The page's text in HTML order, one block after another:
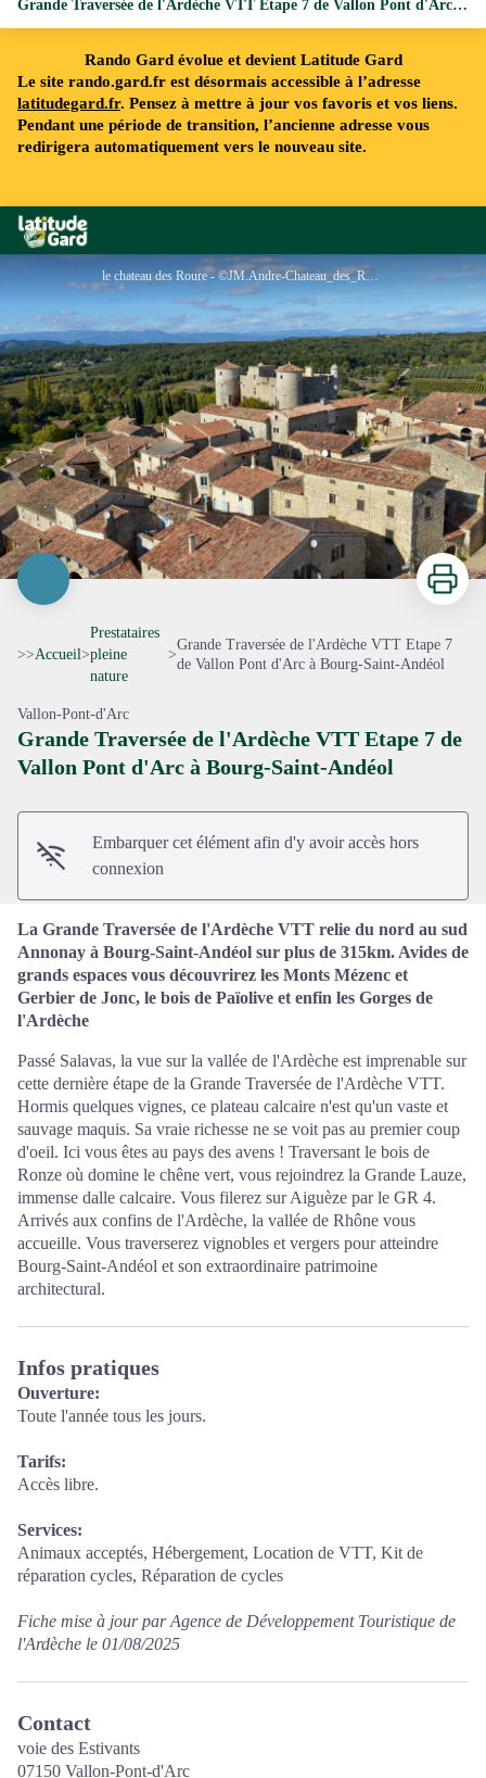
Rando Gard évolue et devient Latitude Gard
Le site rando.gard.fr est désormais accessible à l’adresse
latitudegard.fr. Pensez à mettre à jour vos favoris et vos liens.
Pendant une période de transition, l’ancienne adresse vous
redirigera automatiquement vers le nouveau site.
Rando Gard
Grande Traversée de l'Ardèche VTT Etape 7 de Vallon Pont d'Arc à Bourg-Saint-Andéol
le chateau des Roure - ©JM.Andre-Chateau_des_Roure-ADT07
Voir l'image en plein écran
Imprimer
>>Accueil>
Prestataires
pleine
nature
>
Grande Traversée de l'Ardèche VTT Etape 7
de Vallon Pont d'Arc à Bourg-Saint-Andéol
Vallon-Pont-d'Arc
Grande Traversée de l'Ardèche VTT Etape 7 de
Vallon Pont d'Arc à Bourg-Saint-Andéol
Embarquer cet élément afin d'y avoir accès hors
connexion
La Grande Traversée de l'Ardèche VTT relie du nord au sud
Annonay à Bourg-Saint-Andéol sur plus de 315km. Avides de
grands espaces vous découvrirez les Monts Mézenc et
Gerbier de Jonc, le bois de Païolive et enfin les Gorges de
l'Ardèche
Passé Salavas, la vue sur la vallée de l'Ardèche est imprenable sur
cette dernière étape de la Grande Traversée de l'Ardèche VTT.
Hormis quelques vignes, ce plateau calcaire n'est qu'un vaste et
sauvage maquis. Sa vraie richesse ne se voit pas au premier coup
d'oeil. Ici vous êtes au pays des avens ! Traversant le bois de
Ronze où domine le chêne vert, vous rejoindrez la Grande Lauze,
immense dalle calcaire. Vous filerez sur Aiguèze par le GR 4.
Arrivés aux confins de l'Ardèche, la vallée de Rhône vous
accueille. Vous traverserez vignobles et vergers pour atteindre
Bourg-Saint-Andéol et son extraordinaire patrimoine
architectural.
Infos pratiques
Ouverture:
Toute l'année tous les jours.
Tarifs:
Accès libre.
Services:
Animaux acceptés, Hébergement, Location de VTT, Kit de
réparation cycles, Réparation de cycles
Fiche mise à jour par Agence de Développement Touristique de
l'Ardèche le 01/08/2025
Contact
voie des Estivants
07150 Vallon-Pont-d'Arc